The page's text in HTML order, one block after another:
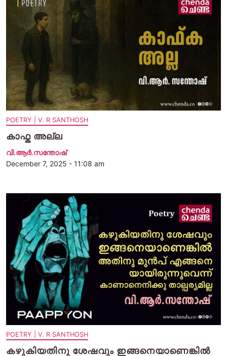
POETRY | V. R SANTHOSH
കാഫ്ക അല്ല
വി.ആര്‍.സന്തോഷ്
December 7, 2025 - 11:08 am
POETRY | V. R SANTHOSH
കഴുകിയതിനു ശേഷവും ഇങ്ങനെയാണെങ്കില്‍